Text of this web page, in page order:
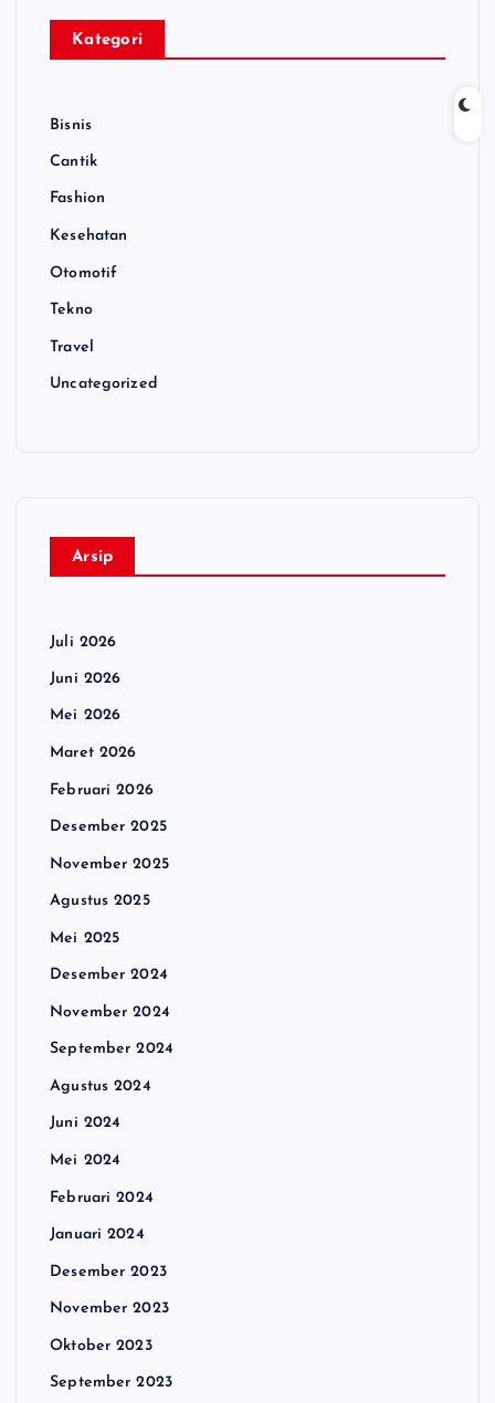
Kategori
Bisnis
Cantik
Fashion
Kesehatan
Otomotif
Tekno
Travel
Uncategorized
Arsip
Juli 2026
Juni 2026
Mei 2026
Maret 2026
Februari 2026
Desember 2025
November 2025
Agustus 2025
Mei 2025
Desember 2024
November 2024
September 2024
Agustus 2024
Juni 2024
Mei 2024
Februari 2024
Januari 2024
Desember 2023
November 2023
Oktober 2023
September 2023